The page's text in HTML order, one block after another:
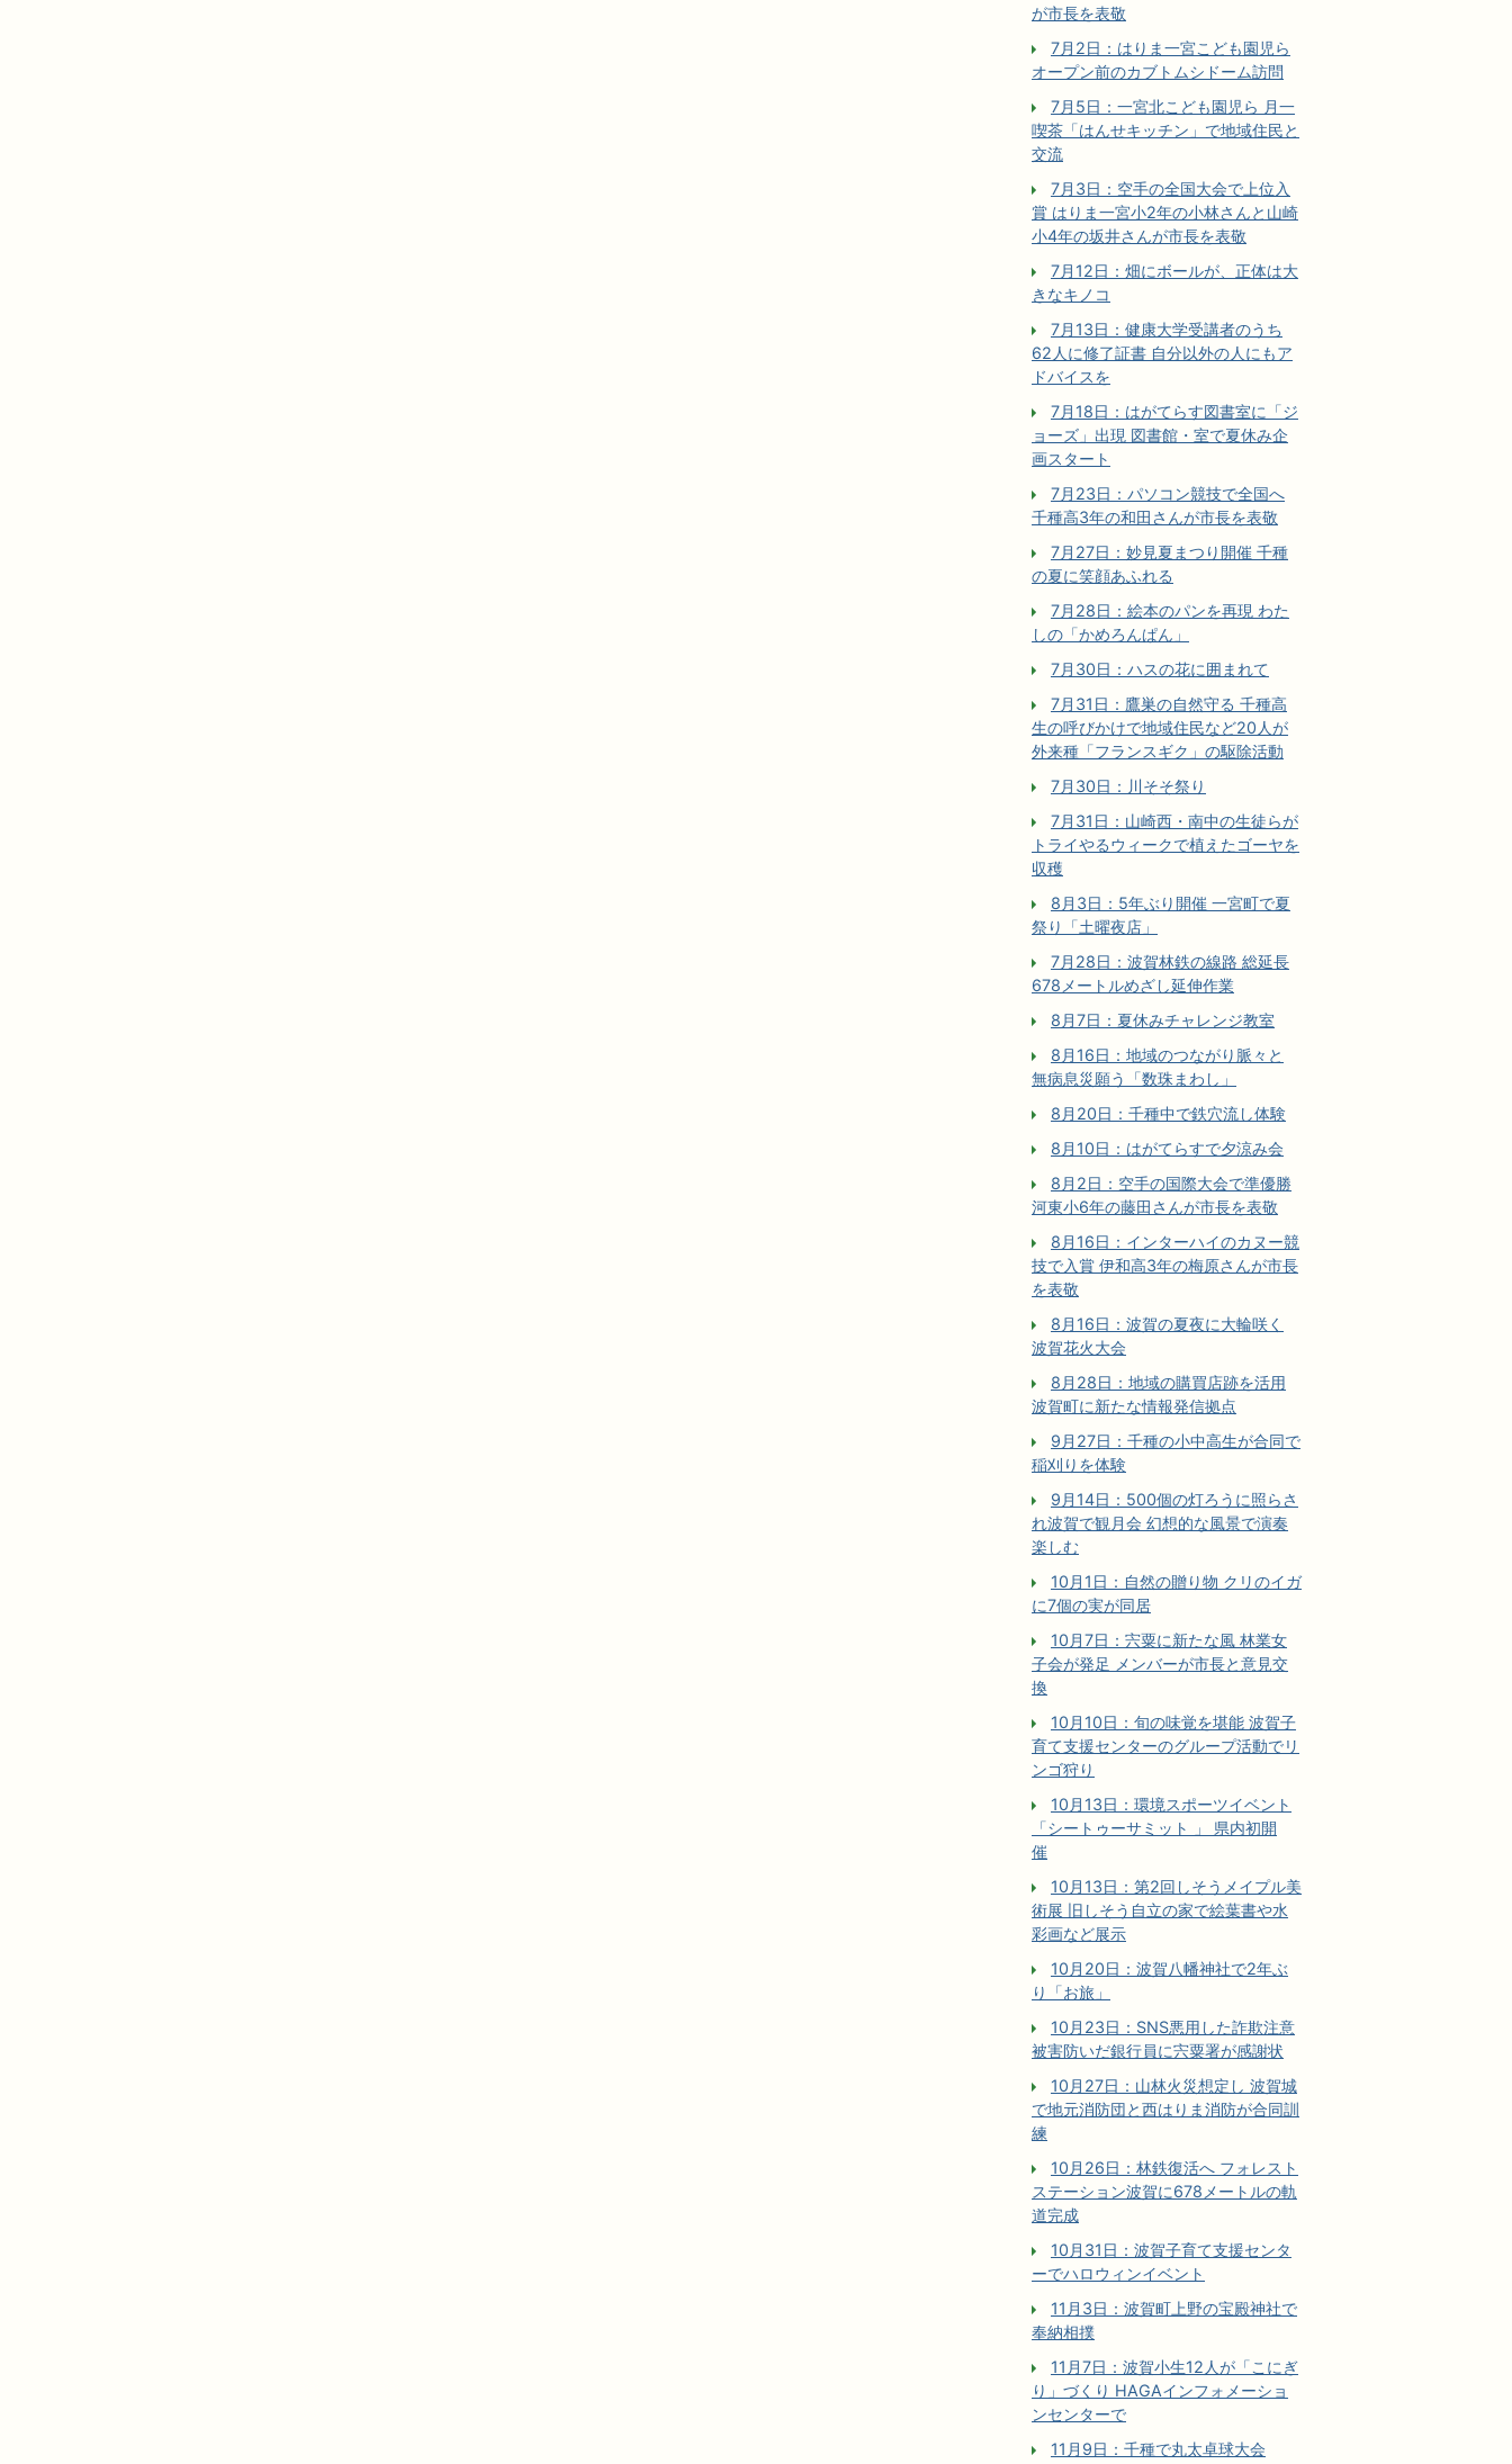
が市長を表敬
7月2日：はりま一宮こども園児ら
オープン前のカブトムシドーム訪問
7月5日：一宮北こども園児ら 月一
喫茶「はんせキッチン」で地域住民と
交流
7月3日：空手の全国大会で上位入
賞 はりま一宮小2年の小林さんと山崎
小4年の坂井さんが市長を表敬
7月12日：畑にボールが、正体は大
きなキノコ
7月13日：健康大学受講者のうち
62人に修了証書 自分以外の人にもア
ドバイスを
7月18日：はがてらす図書室に「ジ
ョーズ」出現 図書館・室で夏休み企
画スタート
7月23日：パソコン競技で全国へ
千種高3年の和田さんが市長を表敬
7月27日：妙見夏まつり開催 千種
の夏に笑顔あふれる
7月28日：絵本のパンを再現 わた
しの「かめろんぱん」
7月30日：ハスの花に囲まれて
7月31日：鷹巣の自然守る 千種高
生の呼びかけで地域住民など20人が
外来種「フランスギク」の駆除活動
7月30日：川そそ祭り
7月31日：山崎西・南中の生徒らが
トライやるウィークで植えたゴーヤを
収穫
8月3日：5年ぶり開催 一宮町で夏
祭り「土曜夜店」
7月28日：波賀林鉄の線路 総延長
678メートルめざし延伸作業
8月7日：夏休みチャレンジ教室
8月16日：地域のつながり脈々と
無病息災願う「数珠まわし」
8月20日：千種中で鉄穴流し体験
8月10日：はがてらすで夕涼み会
8月2日：空手の国際大会で準優勝
河東小6年の藤田さんが市長を表敬
8月16日：インターハイのカヌー競
技で入賞 伊和高3年の梅原さんが市長
を表敬
8月16日：波賀の夏夜に大輪咲く
波賀花火大会
8月28日：地域の購買店跡を活用
波賀町に新たな情報発信拠点
9月27日：千種の小中高生が合同で
稲刈りを体験
9月14日：500個の灯ろうに照らさ
れ波賀で観月会 幻想的な風景で演奏
楽しむ
10月1日：自然の贈り物 クリのイガ
に7個の実が同居
10月7日：宍粟に新たな風 林業女
子会が発足 メンバーが市長と意見交
換
10月10日：旬の味覚を堪能 波賀子
育て支援センターのグループ活動でリ
ンゴ狩り
10月13日：環境スポーツイベント
「シートゥーサミット 」 県内初開
催
10月13日：第2回しそうメイプル美
術展 旧しそう自立の家で絵葉書や水
彩画など展示
10月20日：波賀八幡神社で2年ぶ
り「お旅」
10月23日：SNS悪用した詐欺注意
被害防いだ銀行員に宍粟署が感謝状
10月27日：山林火災想定し 波賀城
で地元消防団と西はりま消防が合同訓
練
10月26日：林鉄復活へ フォレスト
ステーション波賀に678メートルの軌
道完成
10月31日：波賀子育て支援センタ
ーでハロウィンイベント
11月3日：波賀町上野の宝殿神社で
奉納相撲
11月7日：波賀小生12人が「こにぎ
り」づくり HAGAインフォメーショ
ンセンターで
11月9日：千種で丸太卓球大会